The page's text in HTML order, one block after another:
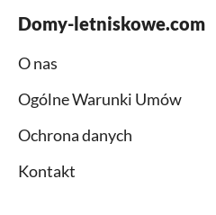
Domy-letniskowe.com
O nas
Ogólne Warunki Umów
Ochrona danych
Kontakt